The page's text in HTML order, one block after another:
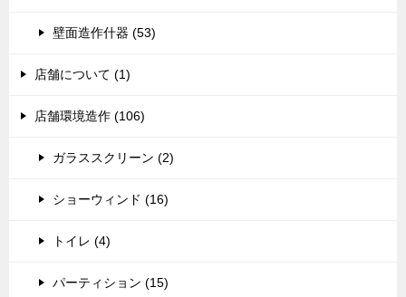
壁面造作什器 (53)
店舗について (1)
店舗環境造作 (106)
ガラススクリーン (2)
ショーウィンド (16)
トイレ (4)
パーティション (15)